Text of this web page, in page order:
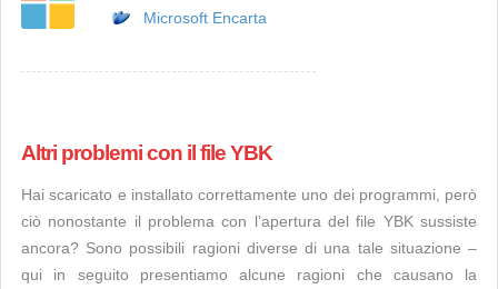
Microsoft Encarta
Altri problemi con il file YBK
Hai scaricato e installato correttamente uno dei programmi, però
ciò nonostante il problema con l’apertura del file YBK sussiste
ancora? Sono possibili ragioni diverse di una tale situazione –
qui in seguito presentiamo alcune ragioni che causano la